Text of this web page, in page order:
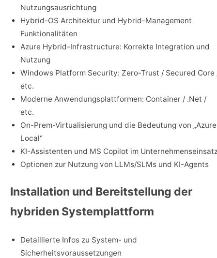
Nutzungsausrichtung
Hybrid-OS Architektur und Hybrid-Management
Funktionalitäten
Azure Hybrid-Infrastructure: Korrekte Integration und
Nutzung
Windows Platform Security: Zero-Trust / Secured Core
etc.
Moderne Anwendungsplattformen: Container / .Net /
etc.
On-Prem-Virtualisierung und die Bedeutung von „Azure
Local“
KI-Assistenten und MS Copilot im
Optionen zur Nutzung von LLMs/SLMs und KI-Agents
Installation und Bereitstellung der
hybriden Systemplattform
Detaillierte Infos zu System- und
Sicherheitsvoraussetzungen